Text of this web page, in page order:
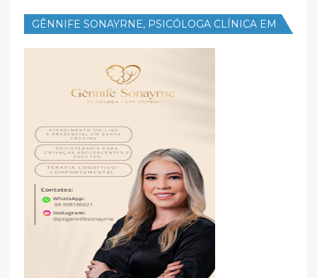
GÊNNIFE SONAYRNE, PSICÓLOGA CLÍNICA EM